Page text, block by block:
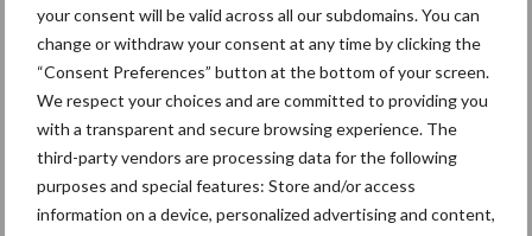
your consent will be valid across all our subdomains. You can
change or withdraw your consent at any time by clicking the
“Consent Preferences” button at the bottom of your screen.
We respect your choices and are committed to providing you
with a transparent and secure browsing experience. The
third-party vendors are processing data for the following
purposes and special features: Store and/or access
information on a device, personalized advertising and content,
veehouders toch iets anders terugbouwen, of bijvoorbeeld
zonnepanelen aanleggen”; zegt Marco. “Het is cruciaal om hier zo
vroeg mogelijk over in gesprek te gaan met de gemeente, zodat
Start op tijd